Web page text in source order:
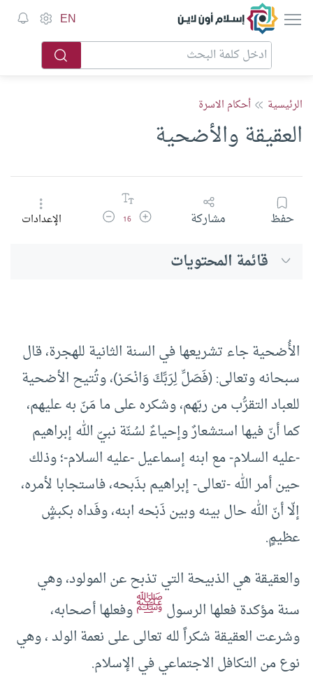
إسلام أون لاين EN
الرئيسية أحكام الاسرة
العقيقة والأضحية
حفظ مشاركة زيادة حجم الخط
16 تقليل حجم الخطالإعدادات
قائمة المحتويات
الأُضحية جاء تشريعها في السنة الثانية للهجرة، قال
سبحانه وتعالى: (فَصَلِّ لِرَبِّكَ وَانْحَرْ)، وتُتيح الأضحية
للعباد التقرُّب من ربّهم، وشكره على ما مَنّ به عليهم،
كما أنّ فيها استشعارٌ وإحياءٌ لسُنّة نبيّ الله إبراهيم
-عليه السلام- مع ابنه إسماعيل -عليه السلام-؛ وذلك
حين أمر الله -تعالى- إبراهيم بذَبحه، فاستجابا لأمره،
إلّا أنّ الله حال بينه وبين ذَبْحه ابنه، وفَداه بكبشٍ
عظيمٍ.
والعقيقة هي الذبيحة التي تذبح عن المولود، وهي
سنة مؤكدة فعلها الرسولﷺوفعلها أصحابه،
وشرعت العقيقة شكراً لله تعالى على نعمة الولد ، وهي
نوع من التكافل الاجتماعي في الإسلام.